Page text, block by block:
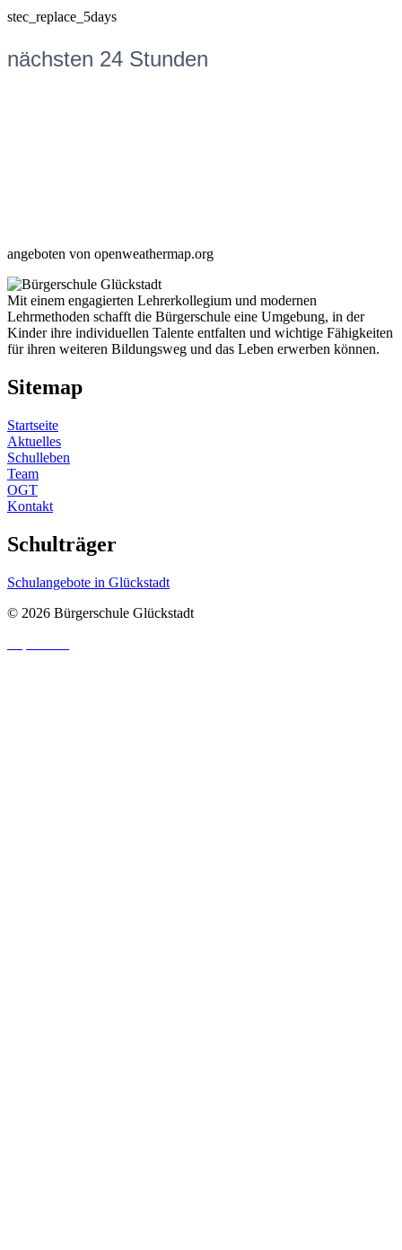
stec_replace_5days
nächsten 24 Stunden
angeboten von openweathermap.org
Mit einem engagierten Lehrerkollegium und modernen
Lehrmethoden schafft die Bürgerschule eine Umgebung, in der
Kinder ihre individuellen Talente entfalten und wichtige Fähigkeiten
für ihren weiteren Bildungsweg und das Leben erwerben können.
Sitemap
Startseite
Aktuelles
Schulleben
Team
OGT
Kontakt
Schulträger
Schulangebote in Glückstadt
© 2026 Bürgerschule Glückstadt